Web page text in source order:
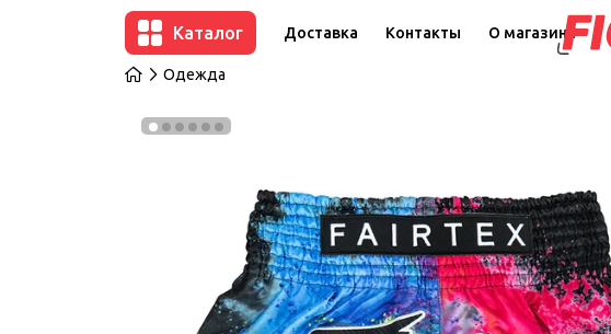
Каталог Доставка Контакты О магазине
Одежда